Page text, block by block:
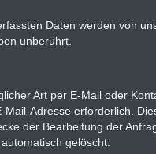
Daten werden von
unberührt.
Art per E-Mail oder
Mail-Adresse erforderlich.
der Bearbeitung der
gelöscht.